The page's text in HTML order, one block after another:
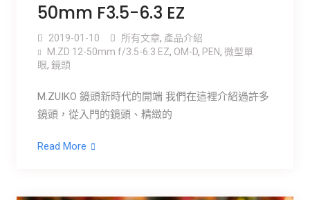
50mm F3.5-6.3 EZ
2019-01-10 所有文章, 產品介紹
M.ZD 12-50mm f/3.5-6.3 EZ, OM-D, PEN, 微型單
眼, 鏡頭
M.ZUIKO 鏡頭新時代的開端 我們在這裡介紹過許多
鏡頭，從入門的鏡頭、精緻的
Read More